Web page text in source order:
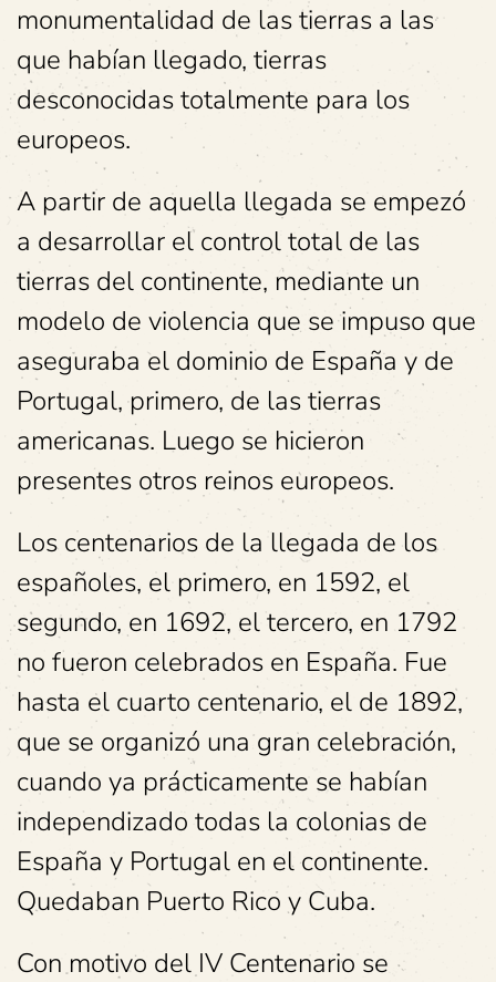
monumentalidad de las tierras a las
que habían llegado, tierras
desconocidas totalmente para los
europeos.
A partir de aquella llegada se empezó
a desarrollar el control total de las
tierras del continente, mediante un
modelo de violencia que se impuso que
aseguraba el dominio de España y de
Portugal, primero, de las tierras
americanas. Luego se hicieron
presentes otros reinos europeos.
Los centenarios de la llegada de los
españoles, el primero, en 1592, el
segundo, en 1692, el tercero, en 1792
no fueron celebrados en España. Fue
hasta el cuarto centenario, el de 1892,
que se organizó una gran celebración,
cuando ya prácticamente se habían
independizado todas la colonias de
España y Portugal en el continente.
Quedaban Puerto Rico y Cuba.
Con motivo del IV Centenario se